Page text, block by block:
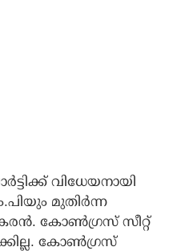
വിധേയനായി
മുതിര്‍ന്ന
കോണ്‍ഗ്രസ് സീറ്റ്
കോണ്‍ഗ്രസ്